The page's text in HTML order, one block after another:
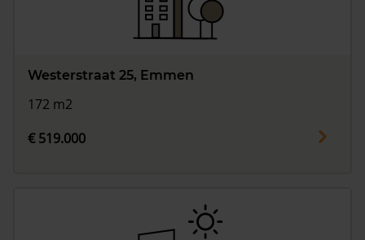
Westerstraat 25, Emmen
172 m2
€ 519.000